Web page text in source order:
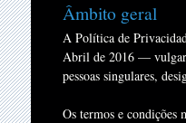
Âmbito geral
A Política de
Abril de 2016 —
pessoas singulares,
Os termos e condições